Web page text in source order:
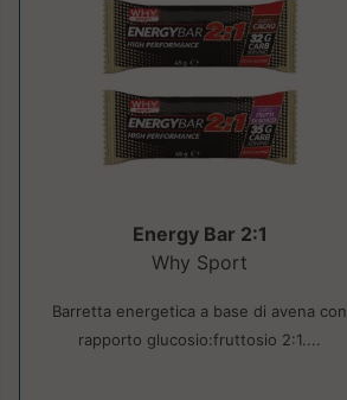
Energy Bar 2:1
Why Sport
Barretta energetica a base di avena con
rapporto glucosio:fruttosio 2:1....